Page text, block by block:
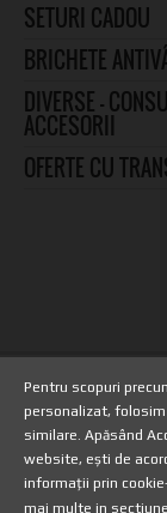
SETURI CADOU
BRICHETE
DIVERSE –
ACCESORII
OFERTE CU
HOME// TERMENI
//PRELUCRAREA
SECURITATE //
Pentru scopuri
personalizat,
similare. Apăsând
website, ești de
informații prin
mai multe in